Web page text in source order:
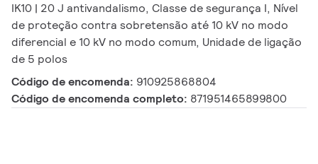
IK10 | 20 J antivandalismo, Classe de segurança I, Nível
de proteção contra sobretensão até 10 kV no modo
diferencial e 10 kV no modo comum, Unidade de ligação
de 5 polos
Código de encomenda: 910925868804
Código de encomenda completo: 871951465899800